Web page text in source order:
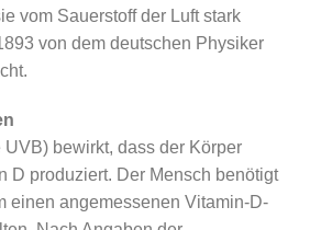
vom Sauerstoff der Luft stark
von dem deutschen Physiker
bewirkt, dass der Körper
D produziert. Der Mensch benötigt
einen angemessenen Vitamin-D-